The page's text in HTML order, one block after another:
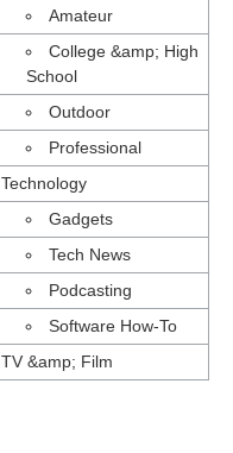
Amateur
College &amp; High
School
Outdoor
Professional
Technology
Gadgets
Tech News
Podcasting
Software How-To
TV &amp; Film